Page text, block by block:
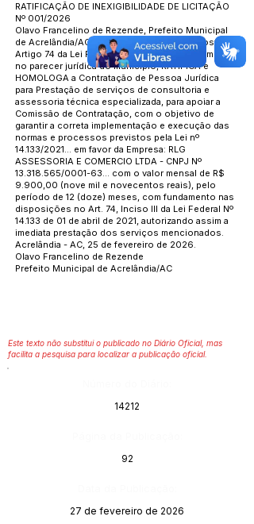
RATIFICAÇÃO DE INEXIGIBILIDADE DE LICITAÇÃO
Nº 001/2026
Olavo Francelino de Rezende, Prefeito Municipal
de Acrelândia/AC, em cumprimento ao disposto no
Artigo 74 da Lei Federal Nº 14.133/2021, e com base
no parecer jurídica do município, RATIFICA e
HOMOLOGA a Contratação de Pessoa Jurídica
para Prestação de serviços de consultoria e
assessoria técnica especializada, para apoiar a
Comissão de Contratação, com o objetivo de
garantir a correta implementação e execução das
normas e processos previstos pela Lei nº
14.133/2021... em favor da Empresa: RLG
ASSESSORIA E COMERCIO LTDA - CNPJ Nº
13.318.565/0001-63... com o valor mensal de R$
9.900,00 (nove mil e novecentos reais), pelo
período de 12 (doze) meses, com fundamento nas
disposições no Art. 74, Inciso III da Lei Federal Nº
14.133 de 01 de abril de 2021, autorizando assim a
imediata prestação dos serviços mencionados.
Acrelândia - AC, 25 de fevereiro de 2026.
Olavo Francelino de Rezende
Prefeito Municipal de Acrelândia/AC
Este texto não substitui o publicado no Diário Oficial, mas
facilita a pesquisa para localizar a publicação oficial.
14212
92
27 de fevereiro de 2026